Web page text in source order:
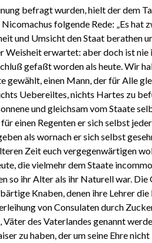
befragt wurden, hielt der dem
folgende Rede: „Es hat
und Umsicht den Staat berathen
Weisheit erwartet: aber doch ist nie
gefaßt worden als heute. Wir
gewählt, einen Mann, der für Alle
Uebereiltes, nichts Hartes zu
und gleichsam vom Staate
einen Regenten er sich selbst
als wornach er sich selbst
Zeit euch vergegenwärtigen
die vielmehr dem Staate
so ihr Alter als ihr Naturell war.
Knaben, denen ihre Lehrer
von Consulaten durch
des Vaterlandes genannt
zu haben, der um seine Ehre